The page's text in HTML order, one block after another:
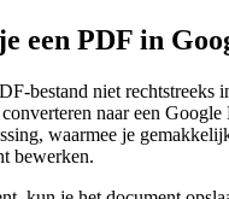
een PDF in
bestand niet rechtstreeks
naar een
waarmee je
bewerken.